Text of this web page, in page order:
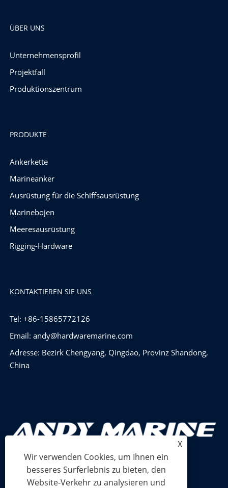
ÜBER UNS
Unternehmensprofil
Projektfall
Produktionszentrum
PRODUKTE
Ankerkette
Marineanker
Ausrüstung für die Schiffsausrüstung
Marinebojen
Meeresausrüstung
Rigging-Hardware
KONTAKTIEREN SIE UNS
Tel: +86-15865772126
Email: andy@hardwaremarine.com
Adresse: Bezirk Chengyang, Qingdao, Provinz Shandong,
China
X
Wir verwenden Cookies, um Ihnen ein
besseres Surferlebnis zu bieten, den
Website-Verkehr zu analysieren und